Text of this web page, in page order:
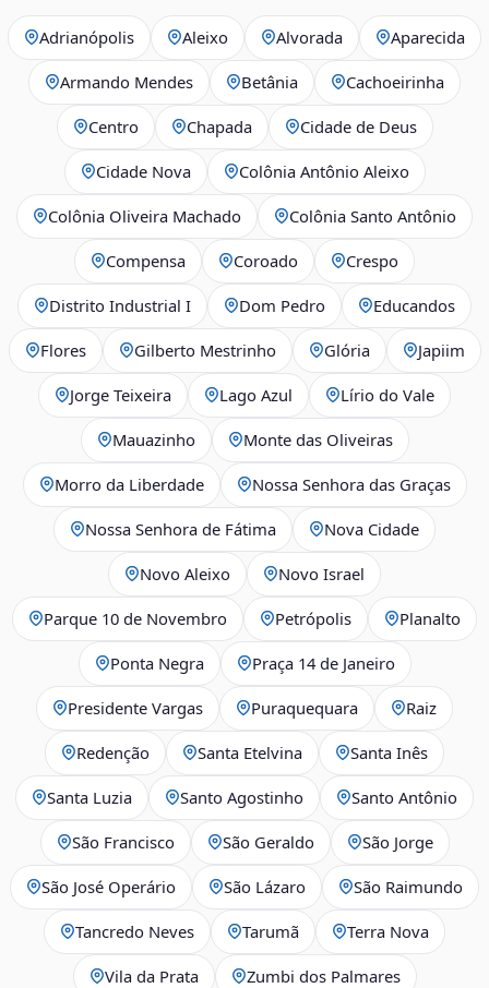
Adrianópolis Aleixo Alvorada Aparecida
Armando Mendes Betânia Cachoeirinha
Centro Chapada Cidade de Deus
Cidade Nova Colônia Antônio Aleixo
Colônia Oliveira Machado Colônia Santo Antônio
Compensa Coroado Crespo
Distrito Industrial I Dom Pedro Educandos
Flores Gilberto Mestrinho Glória Japiim
Jorge Teixeira Lago Azul Lírio do Vale
Mauazinho Monte das Oliveiras
Morro da Liberdade Nossa Senhora das Graças
Nossa Senhora de Fátima Nova Cidade
Novo Aleixo Novo Israel
Parque 10 de Novembro Petrópolis Planalto
Ponta Negra Praça 14 de Janeiro
Presidente Vargas Puraquequara Raiz
Redenção Santa Etelvina Santa Inês
Santa Luzia Santo Agostinho Santo Antônio
São Francisco São Geraldo São Jorge
São José Operário São Lázaro São Raimundo
Tancredo Neves Tarumã Terra Nova
Vila da Prata Zumbi dos Palmares